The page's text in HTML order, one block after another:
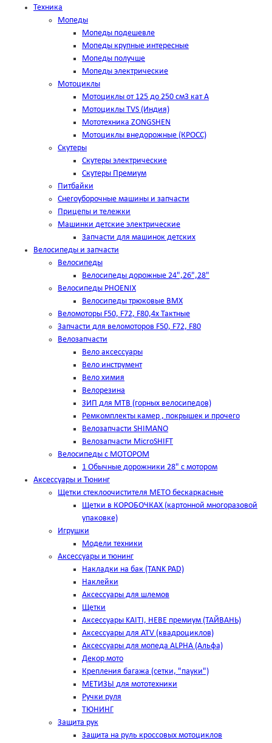
Техника
Мопеды
Мопеды подешевле
Мопеды крупные интересные
Мопеды получше
Мопеды электрические
Мотоциклы
Мотоциклы от 125 до 250 см3 кат А
Мотоциклы TVS (Индия)
Мототехника ZONGSHEN
Мотоциклы внедорожные (КРОСС)
Скутеры
Скутеры электрические
Скутеры Премиум
Питбайки
Снегоуборочные машины и запчасти
Прицепы и тележки
Машинки детские электрические
Запчасти для машинок детских
Велосипеды и запчасти
Велосипеды
Велосипеды дорожные 24",26",28"
Велосипеды PHOENIX
Велосипеды трюковые BMX
Веломоторы F50, F72, F80,4х Тактные
Запчасти для веломоторов F50, F72, F80
Велозапчасти
Вело аксессуары
Вело инструмент
Вело химия
Велорезина
ЗИП для MTB (горных велосипедов)
Ремкомплекты камер , покрышек и прочего
Велозапчасти SHIMANO
Велозапчасти MicroSHIFT
Велосипеды с МОТОРОМ
1 Обычные дорожники 28" с мотором
Аксессуары и Тюнинг
Щетки стеклоочистителя METO бескаркасные
Щетки в КОРОБОЧКАХ (картонной многоразовой
упаковке)
Игрушки
Модели техники
Аксессуары и тюнинг
Накладки на бак (TANK PAD)
Наклейки
Аксессуары для шлемов
Щетки
Аксессуары KAITI, HEBE премиум (ТАЙВАНЬ)
Аксессуары для ATV (квадроциклов)
Аксессуары для мопеда ALPHA (Альфа)
Декор мото
Крепления багажа (сетки, "пауки")
МЕТИЗЫ для мототехники
Ручки руля
ТЮНИНГ
Защита рук
Защита на руль кроссовых мотоциклов